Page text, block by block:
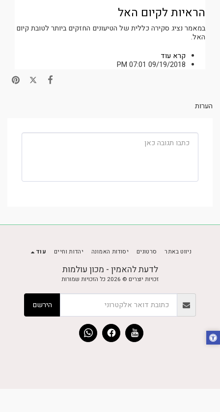
הראיות לקיום האל
במאמר נציג סקירה כללית של הטיעונים החזקים ביותר לטובת קיום
האל.
קרא עוד
09/19/2018 07:01 PM
הערות
לדעת להאמין - מכון עולמות
זכויות יוצרים © 2026 כל הזכויות שמורות
ניווט באתר סרטונים יסודות האמונה יהדות וחיים עוד
הירשם